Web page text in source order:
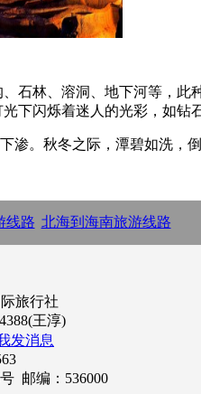
林、溶洞、地下河等，此
下闪烁着迷人的光彩，如钻
。秋冬之际，潭碧如洗，倒
线路 北海到海南旅游线路
旅行社
王淳)
邮编：536000